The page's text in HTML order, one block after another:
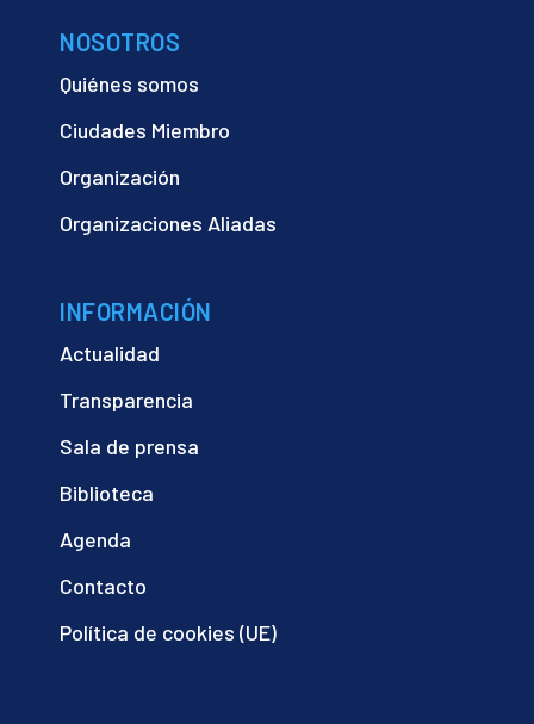
NOSOTROS
Quiénes somos
Ciudades Miembro
Organización
Organizaciones Aliadas
INFORMACIÓN
Actualidad
Transparencia
Sala de prensa
Biblioteca
Agenda
Contacto
Política de cookies (UE)